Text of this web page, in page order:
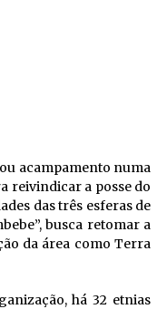
acampamento numa
reivindicar a posse do
das três esferas de
busca retomar a
da área como Terra
há 32 etnias